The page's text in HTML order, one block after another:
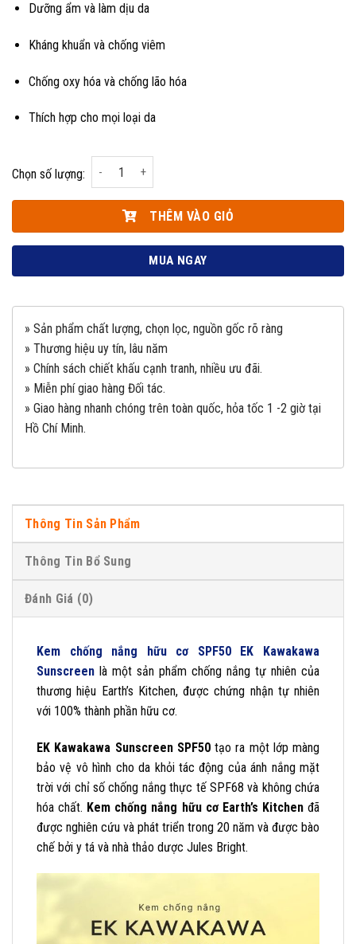
Dưỡng ẩm và làm dịu da
Kháng khuẩn và chống viêm
Chống oxy hóa và chống lão hóa
Thích hợp cho mọi loại da
Kem chống nắng hữu cơ SPF50 EK Kawakawa
Chọn số lượng:
THÊM VÀO GIỎ
MUA NGAY
» Sản phẩm chất lượng, chọn lọc, nguồn gốc rõ ràng
» Thương hiệu uy tín, lâu năm
» Chính sách chiết khấu cạnh tranh, nhiều ưu đãi.
» Miễn phí giao hàng Đối tác.
» Giao hàng nhanh chóng trên toàn quốc, hỏa tốc 1 -2 giờ tại
Hồ Chí Minh.
Thông Tin Sản Phẩm
Thông Tin Bổ Sung
Đánh Giá (0)
Kem chống nắng hữu cơ SPF50 EK Kawakawa
Sunscreen là một sản phẩm chống nắng tự nhiên của
thương hiệu Earth’s Kitchen, được chứng nhận tự nhiên
với 100% thành phần hữu cơ.
EK Kawakawa Sunscreen SPF50tạo ra một lớp màng
bảo vệ vô hình cho da khỏi tác động của ánh nắng mặt
trời với chỉ số chống nắng thực tế SPF68 và không chứa
hóa chất. Kem chống nắng hữu cơ Earth’s Kitchenđã
được nghiên cứu và phát triển trong 20 năm và được bào
chế bởi y tá và nhà thảo dược Jules Bright.